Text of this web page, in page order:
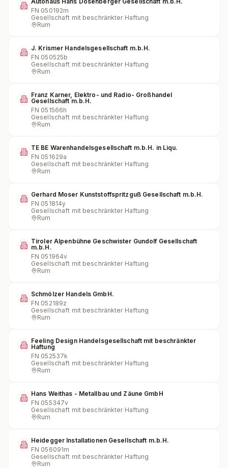
FN 050192m
Gesellschaft mit beschränkter Haftung
Rum
J. Krismer Handelsgesellschaft m.b.H.
FN 050525b
Gesellschaft mit beschränkter Haftung
Rum
Franz Karner, Elektro- und Radio- Großhandel
Gesellschaft m.b.H.
FN 051566h
Gesellschaft mit beschränkter Haftung
Rum
TE BE Warenhandelsgesellschaft m.b.H. in Liqu.
FN 051629a
Gesellschaft mit beschränkter Haftung
Rum
Gerhard Moser Kunststoffspritzguß Gesellschaft m.b.H.
FN 051814y
Gesellschaft mit beschränkter Haftung
Rum
Tiroler Alpenbühne Geschwister Gundolf Gesellschaft
m.b.H.
FN 051964v
Gesellschaft mit beschränkter Haftung
Rum
Schmölzer Handels GmbH.
FN 052189z
Gesellschaft mit beschränkter Haftung
Rum
Feeling Design Handelsgesellschaft mit beschränkter
Haftung
FN 052537k
Gesellschaft mit beschränkter Haftung
Rum
Hans Weithas - Metallbau und Zäune GmbH
FN 055347v
Gesellschaft mit beschränkter Haftung
Rum
Heidegger Installationen Gesellschaft m.b.H.
FN 056091m
Gesellschaft mit beschränkter Haftung
Rum